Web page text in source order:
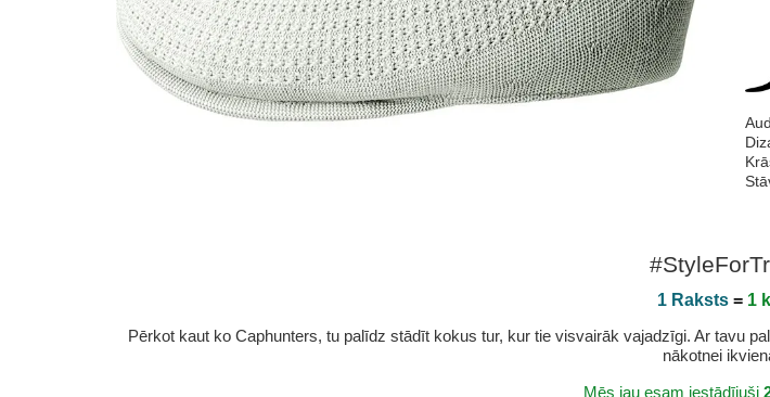
1 Raksts= 1
Pērkot kaut ko Caphunters, tu palīdz stādīt kokus tur, kur tie visvairāk vajadzīgi. Ar tavu
nākotnei
Mēs jau esam iestādījuši